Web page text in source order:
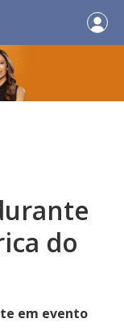
do
em evento